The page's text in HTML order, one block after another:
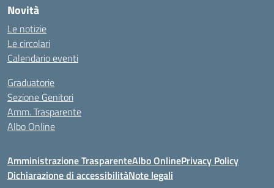
Novità
Le notizie
Le circolari
Calendario eventi
Graduatorie
Sezione Genitori
Amm. Trasparente
Albo Online
Amministrazione TrasparenteAlbo OnlinePrivacy Policy
Dichiarazione di accessibilitàNote legali